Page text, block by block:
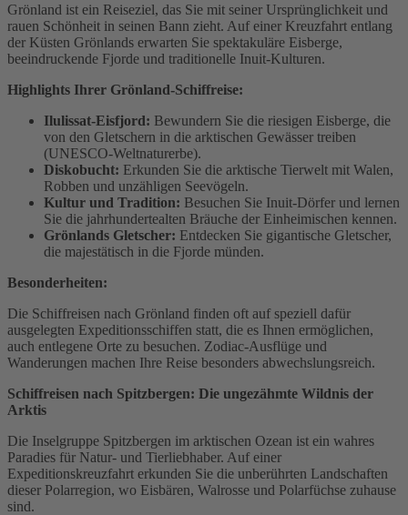
Grönland ist ein Reiseziel, das Sie mit seiner Ursprünglichkeit und
rauen Schönheit in seinen Bann zieht. Auf einer Kreuzfahrt entlang
der Küsten Grönlands erwarten Sie spektakuläre Eisberge,
beeindruckende Fjorde und traditionelle Inuit-Kulturen.
Highlights Ihrer Grönland-Schiffreise:
Ilulissat-Eisfjord: Bewundern Sie die riesigen Eisberge, die
von den Gletschern in die arktischen Gewässer treiben
(UNESCO-Weltnaturerbe).
Diskobucht: Erkunden Sie die arktische Tierwelt mit Walen,
Robben und unzähligen Seevögeln.
Kultur und Tradition: Besuchen Sie Inuit-Dörfer und lernen
Sie die jahrhundertealten Bräuche der Einheimischen kennen.
Grönlands Gletscher: Entdecken Sie gigantische Gletscher,
die majestätisch in die Fjorde münden.
Besonderheiten:
Die Schiffreisen nach Grönland finden oft auf speziell dafür
ausgelegten Expeditionsschiffen statt, die es Ihnen ermöglichen,
auch entlegene Orte zu besuchen. Zodiac-Ausflüge und
Wanderungen machen Ihre Reise besonders abwechslungsreich.
Schiffreisen nach Spitzbergen: Die ungezähmte Wildnis der
Arktis
Die Inselgruppe Spitzbergen im arktischen Ozean ist ein wahres
Paradies für Natur- und Tierliebhaber. Auf einer
Expeditionskreuzfahrt erkunden Sie die unberührten Landschaften
dieser Polarregion, wo Eisbären, Walrosse und Polarfüchse zuhause
sind.